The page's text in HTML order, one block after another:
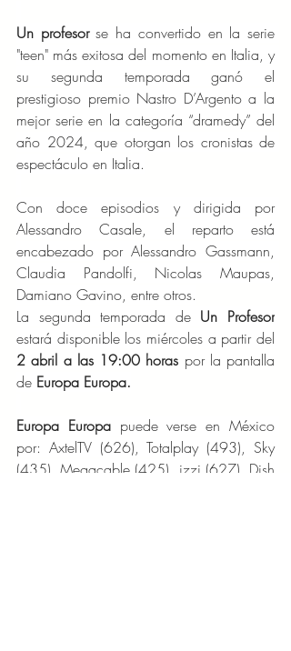
Un profesor se ha convertido en la serie
"teen" más exitosa del momento en Italia, y
su segunda temporada ganó el
prestigioso premio Nastro D’Argento a la
mejor serie en la categoría “dramedy” del
año 2024, que otorgan los cronistas de
espectáculo en Italia.
Con doce episodios y dirigida por
Alessandro Casale, el reparto está
encabezado por Alessandro Gassmann,
Claudia Pandolfi, Nicolas Maupas,
Damiano Gavino, entre otros.
La segunda temporada de Un Profesor
2 abril a las 19:00 horas por la pantalla
de Europa Europa.
Europa Europa puede verse en México
por: AxtelTV (626), Totalplay (493), Sky
(435), Megacable (425), izzi (627), Dish